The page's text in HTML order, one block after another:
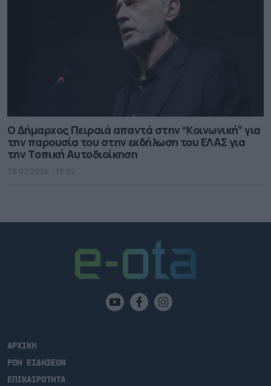
O Δήμαρχος Πειραιά απαντά στην “Κοινωνική” για
την παρουσία του στην εκδήλωση του ΕΛΑΣ για
την Τoπική Aυτοδιοίκηση
28.07.2026 - 15.02
ΑΡΧΙΚΗ
ΡΟΗ ΕΙΔΗΣΕΩΝ
ΕΠΙΚΑΙΡΟΤΗΤΑ